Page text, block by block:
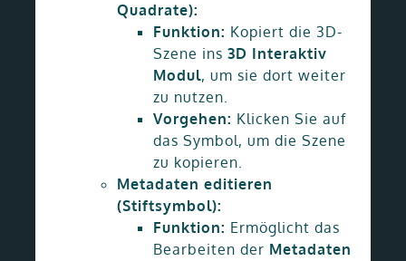
Quadrate):
Funktion: Kopiert die 3D-
Szene ins 3D Interaktiv
Modul, um sie dort weiter
zu nutzen.
Vorgehen: Klicken Sie auf
das Symbol, um die Szene
zu kopieren.
Metadaten editieren
(Stiftsymbol):
Funktion: Ermöglicht das
Bearbeiten der Metadaten